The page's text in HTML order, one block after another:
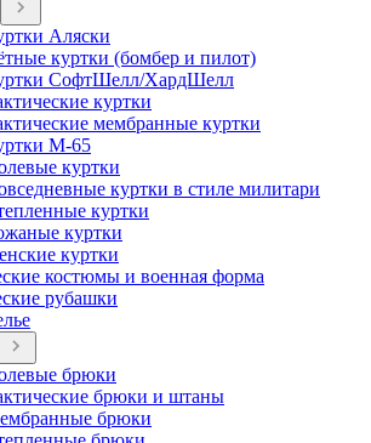
Аляски
куртки (бомбер и пилот)
СофтШелл/ХардШелл
куртки
мембранные куртки
М-65
куртки
куртки в стиле милитари
куртки
куртки
куртки
костюмы и военная форма
рубашки
брюки
брюки и штаны
брюки